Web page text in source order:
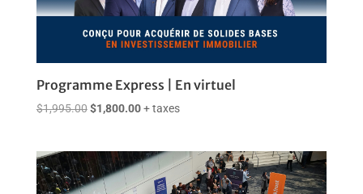
Programme Express | En virtuel
$1,995.00 Le
était :
$1,995.00.
$1,800.00Le
est :
$1,800.00.
+ taxes